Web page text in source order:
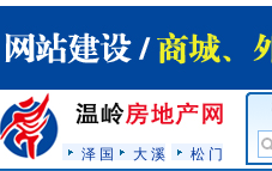
泽 国 大 溪 松 门